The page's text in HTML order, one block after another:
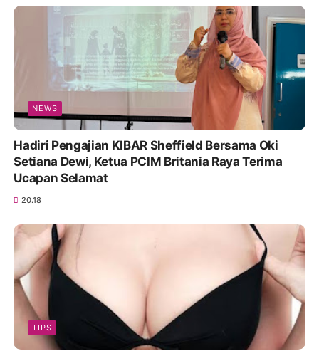
NEWS
Hadiri Pengajian KIBAR Sheffield Bersama Oki
Setiana Dewi, Ketua PCIM Britania Raya Terima
Ucapan Selamat
20.18
TIPS